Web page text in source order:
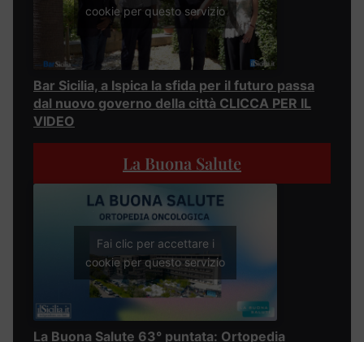
cookie per questo servizio
Bar Sicilia, a Ispica la sfida per il futuro passa
dal nuovo governo della città CLICCA PER IL
VIDEO
La Buona Salute
Fai clic per accettare i
cookie per questo servizio
La Buona Salute 63° puntata: Ortopedia